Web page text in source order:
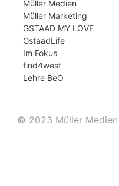
Müller Medien
Müller Marketing
GSTAAD MY LOVE
GstaadLife
Im Fokus
find4west
Lehre BeO
© 2023 Müller